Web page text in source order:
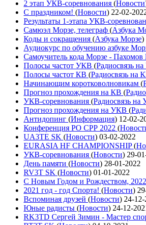
2 этап УКВ-соревнования (Новости
С праздником! (Новости) 22-02-
Результаты 1-этапа УКВ-
Самюэл Морзе, телеграф (Азбука
Коды и сокращения (Азбука Морзе)
Аудиокурс по обучению азбуке
Самоучитель кода Морзе -
Полосы частот УКВ (Радиосвязь
Полосы частот КВ (Радиосвязь на
Начинающим коротковолновикам (
Прогноз прохождения на КВ (
УКВ-соревнования (Радиосвязь на
Прогноз прохождения на УКВ (
Антидопинг (Информация) 12-02-
Конференция РО СРР 2022 (
UA3TE SK (Новости) 03-02-2022
EURASIA HF CHAMPIONSHIP(
УКВ-соревнования (Новости) 29-
День памяти (Новости) 28-01-2022
RV3T SK (Новости) 01-01-2022
С Новым Годом и Рождеством,
2021 год - год Cпорта! (Новости)
Вспоминая друзей (Новости) 24-12-
Юные радисты (Новости) 24-12-
RK3TD Сергей Зимин - Мастер